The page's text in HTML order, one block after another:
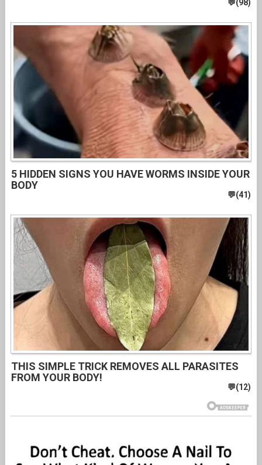
5 HIDDEN SIGNS YOU HAVE WORMS INSIDE YOUR
BODY
THIS SIMPLE TRICK REMOVES ALL PARASITES
FROM YOUR BODY!